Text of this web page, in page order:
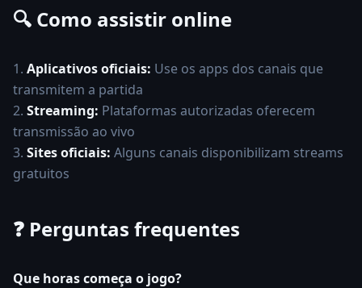
🔍 Como assistir online
1. Aplicativos oficiais: Use os apps dos canais que
transmitem a partida
2. Streaming: Plataformas autorizadas oferecem
transmissão ao vivo
3. Sites oficiais: Alguns canais disponibilizam streams
gratuitos
❓ Perguntas frequentes
Que horas começa o jogo?